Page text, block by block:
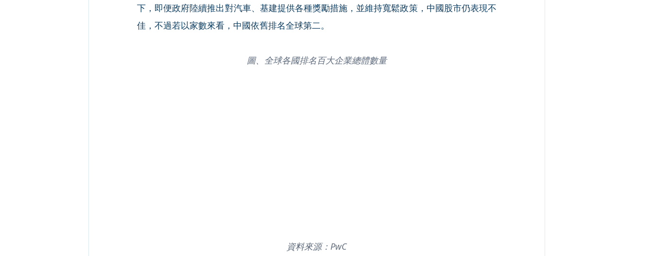
下，即便政府陸續推出對汽車、基建提供各種獎勵措施，並維持寬鬆政策，中國股市仍表現不
佳，不過若以家數來看，中國依舊排名全球第二。
圖、全球各國排名百大企業總體數量
資料來源：PwC